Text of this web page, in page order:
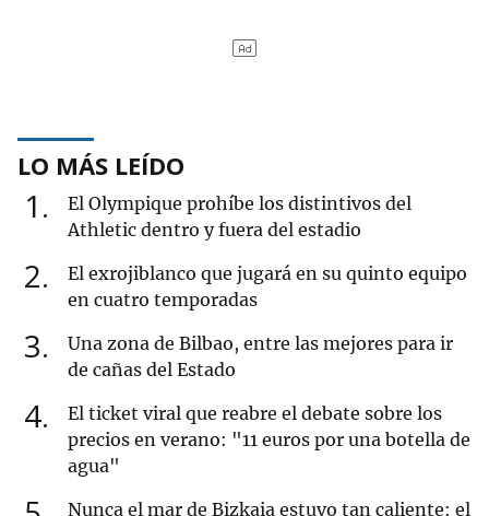
LO MÁS LEÍDO
1
El Olympique prohíbe los distintivos del
Athletic dentro y fuera del estadio
2
El exrojiblanco que jugará en su quinto equipo
en cuatro temporadas
3
Una zona de Bilbao, entre las mejores para ir
de cañas del Estado
4
El ticket viral que reabre el debate sobre los
precios en verano: "11 euros por una botella de
agua"
Nunca el mar de Bizkaia estuvo tan caliente: el